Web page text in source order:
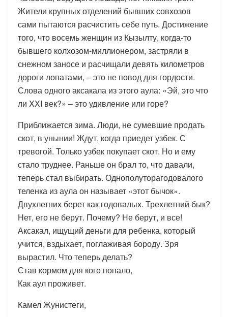
Жители крупных отделений бывших совхозов
сами пытаются расчистить себе путь. Достижение
того, что восемь женщин из Кызылту, когда-то
бывшего колхозом-миллионером, застряли в
снежном заносе и расчищали девять километров
дороги лопатами, – это не повод для гордости.
Слова одного аксакала из этого аула: «Эй, это что
ли XXI век?» – это удивление или горе?
Приближается зима. Люди, не сумевшие продать
скот, в унынии! Ждут, когда приедет узбек. С
тревогой. Только узбек покупает скот. Но и ему
стало труднее. Раньше он брал то, что давали,
теперь стал выбирать. Однополуторагодовалого
теленка из аула он называет «этот бычок».
Двухлетних берет как годовалых. Трехлетний бык?
Нет, его не берут. Почему? Не берут, и все!
Аксакал, ищущий деньги для ребенка, который
учится, вздыхает, поглаживая бороду. Зря
вырастил. Что теперь делать?
Став кормом для кого попало,
Как аул проживет.
Камел Жунистеги,